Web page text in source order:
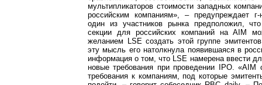
мультипликаторов стоимости западных
российским компаниям», – предупреждает
один из участников рынка предположил,
секции для российских компаний на AIM
желанием LSE создать этой группе
эту мысль его натолкнула появившаяся в
информация о том, что LSE намерена ввести
новые требования при проведении IPO. «AIM
требования к компаниям, под которые